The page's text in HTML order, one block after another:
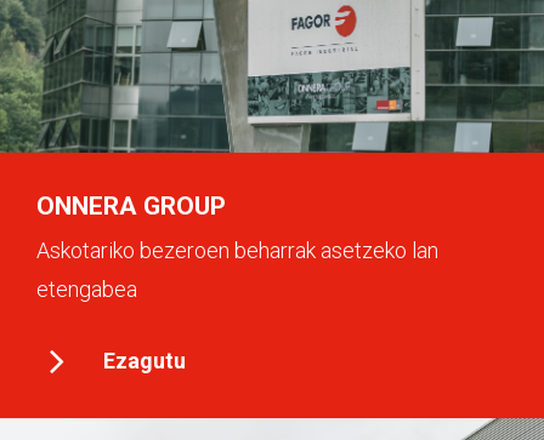
ONNERA GROUP
Askotariko bezeroen beharrak asetzeko lan
etengabea
Ezagutu